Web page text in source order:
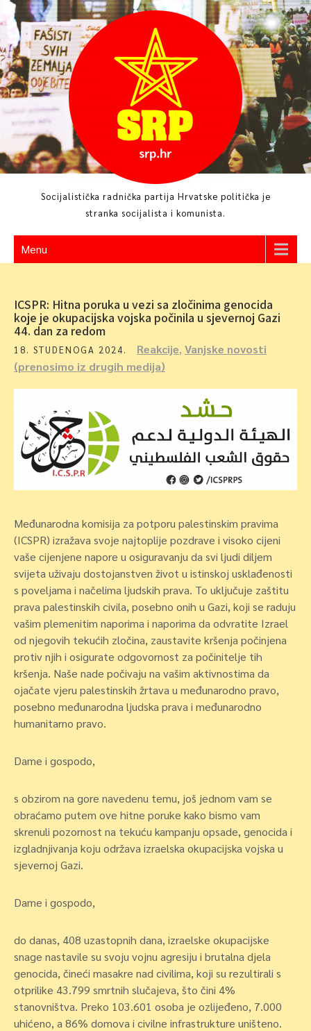
Skip
to
content
Socijalistička radnička partija Hrvatske politička je
stranka socijalista i komunista.
Menu
ICSPR: Hitna poruka u vezi sa zločinima genocida
koje je okupacijska vojska počinila u sjevernoj Gazi
44. dan za redom
18. STUDENOGA 2024. Reakcije, Vanjske novosti
(prenosimo iz drugih medija)
Međunarodna komisija za potporu palestinskim pravima
(ICSPR) izražava svoje najtoplije pozdrave i visoko cijeni
vaše cijenjene napore u osiguravanju da svi ljudi diljem
svijeta uživaju dostojanstven život u istinskoj usklađenosti
s poveljama i načelima ljudskih prava. To uključuje zaštitu
prava palestinskih civila, posebno onih u Gazi, koji se raduju
vašim plemenitim naporima i naporima da odvratite Izrael
od njegovih tekućih zločina, zaustavite kršenja počinjena
protiv njih i osigurate odgovornost za počinitelje tih
kršenja. Naše nade počivaju na vašim aktivnostima da
ojačate vjeru palestinskih žrtava u međunarodno pravo,
posebno međunarodna ljudska prava i međunarodno
humanitarno pravo.
Dame i gospodo,
s obzirom na gore navedenu temu, još jednom vam se
obraćamo putem ove hitne poruke kako bismo vam
skrenuli pozornost na tekuću kampanju opsade, genocida i
izgladnjivanja koju održava izraelska okupacijska vojska u
sjevernoj Gazi.
Dame i gospodo,
do danas, 408 uzastopnih dana, izraelske okupacijske
snage nastavile su svoju vojnu agresiju i brutalna djela
genocida, čineći masakre nad civilima, koji su rezultirali s
otprilike 43.799 smrtnih slučajeva, što čini 4%
stanovništva. Preko 103.601 osoba je ozlijeđeno, 7.000
uhićeno, a 86% domova i civilne infrastrukture uništeno.